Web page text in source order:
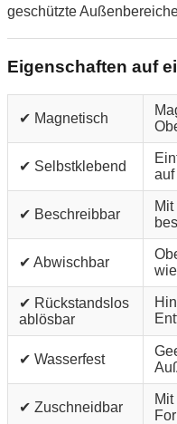
geschützte
Eigenschaften auf
✔ Magnetisch
✔ Selbstklebend
auf
✔ Beschreibbar
✔ Abwischbar
✔ Rückstandslos
ablösbar
✔ Wasserfest
✔ Zuschneidbar